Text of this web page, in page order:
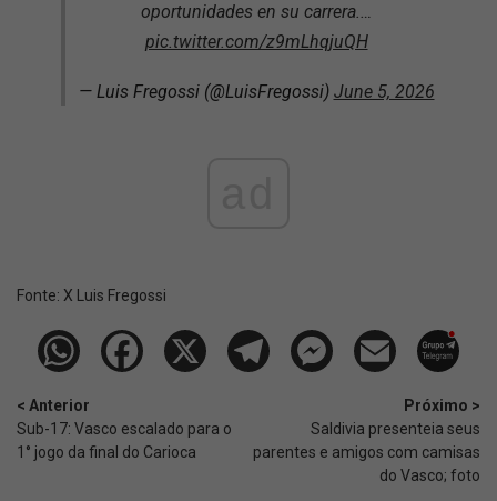
oportunidades en su carrera.…
pic.twitter.com/z9mLhqjuQH
— Luis Fregossi (@LuisFregossi) June 5, 2026
Fonte: X Luis Fregossi
< Anterior
Sub-17: Vasco escalado para o
1° jogo da final do Carioca
Próximo >
Saldivia presenteia seus
parentes e amigos com camisas
do Vasco; foto